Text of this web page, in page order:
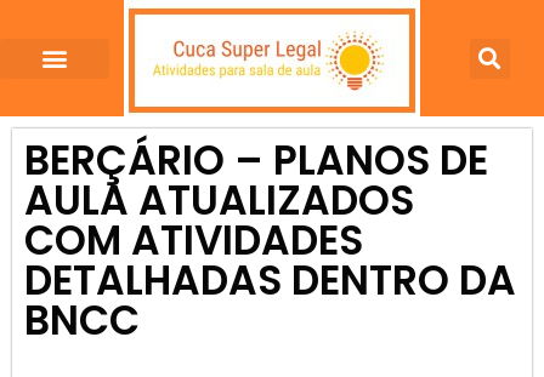
BERÇÁRIO – PLANOS DE
AULA ATUALIZADOS
COM ATIVIDADES
DETALHADAS DENTRO DA
BNCC